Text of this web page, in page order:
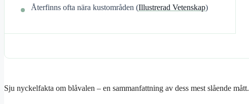
Återfinns ofta nära kustområden (Illustrerad Vetenskap)
Sju nyckelfakta om blåvalen – en sammanfattning av dess mest slående mått.